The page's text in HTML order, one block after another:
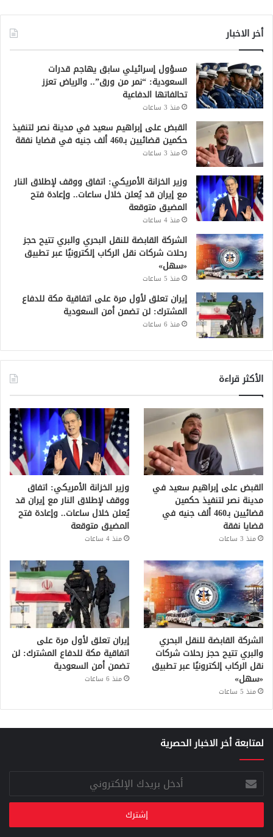
أخر الاخبار
مسؤول إسرائيلي سابق يهاجم قدرات
السعودية: “نمر من ورق”.. والرياض تعزز
تحالفاتها الدفاعية
منذ 3 ساعات
القبض على إبراهيم سعيد في مدينة نصر لتنفيذ
حكمين قضائيين بـ460 ألف جنيه في قضايا نفقة
منذ 3 ساعات
وزير الخزانة الأمريكي: اتفاق ووقف لإطلاق النار
مع إيران قد يُعلن خلال ساعات.. وإعادة فتح
المضيق متوقعة
منذ 4 ساعات
الشركة القابضة للنقل البحري والبري تتيح حجز
رحلات شركات نقل الركاب إلكترونيًا عبر تطبيق
«سهل»
منذ 5 ساعات
إيران تعلق لأول مرة على اتفاقية مكة للدفاع
المشترك: لن تضمن أمن السعودية
منذ 6 ساعات
الأكثر قراءة
القبض على إبراهيم سعيد في
مدينة نصر لتنفيذ حكمين
قضائيين بـ460 ألف جنيه في
قضايا نفقة
منذ 3 ساعات
وزير الخزانة الأمريكي: اتفاق
ووقف لإطلاق النار مع إيران قد
يُعلن خلال ساعات.. وإعادة فتح
المضيق متوقعة
منذ 4 ساعات
الشركة القابضة للنقل البحري
والبري تتيح حجز رحلات شركات
نقل الركاب إلكترونيًا عبر تطبيق
«سهل»
منذ 5 ساعات
إيران تعلق لأول مرة على
اتفاقية مكة للدفاع المشترك: لن
تضمن أمن السعودية
منذ 6 ساعات
لمتابعة أخر الاخبار الحصرية
أدخل
بريدك
الإلكتروني